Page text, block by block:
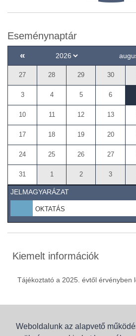
Weboldalunk az alapvető
Eseménynaptár
«
27 28 29 30
3 4 5 6
10 11 12 13
17 18 19 20
24 25 26 27
31 1 2 3
JELMAGYARÁZAT
OKTATÁS
Kiemelt információk
Tájékoztató a 2025. évtől érvényben
Szaknévsor